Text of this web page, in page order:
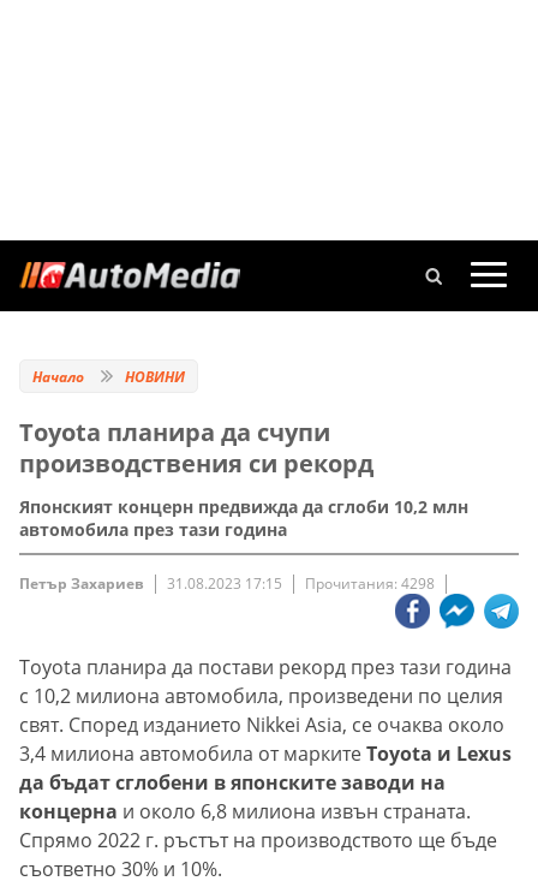
Начало НОВИНИ
Toyota планира да счупи
производствения си рекорд
Японският концерн предвижда да сглоби 10,2 млн
автомобила през тази година
Петър Захариев 31.08.2023 17:15 Прочитания: 4298
Toyota планира да постави рекорд през тази година
с 10,2 милиона автомобила, произведени по целия
свят. Според изданието Nikkei Asia, се очаква около
3,4 милиона автомобила от маркитеToyota и Lexus
да бъдат сглобени в японските заводи на
концерна и около 6,8 милиона извън страната.
Спрямо 2022 г. ръстът на производството ще бъде
съответно 30% и 10%.